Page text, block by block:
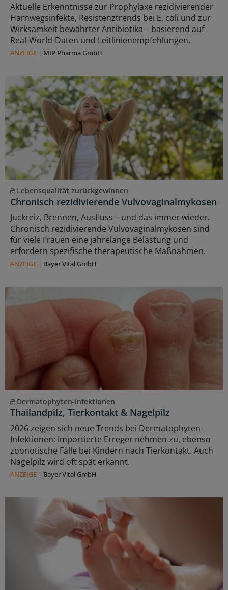
Aktuelle Erkenntnisse zur Prophylaxe rezidivierender
Harnwegsinfekte, Resistenztrends bei E. coli und zur
Wirksamkeit bewährter Antibiotika – basierend auf
Real-World-Daten und Leitlinienempfehlungen.
ANZEIGE | MIP Pharma GmbH
Lebensqualität zurückgewinnen
Chronisch rezidivierende Vulvovaginalmykosen
Juckreiz, Brennen, Ausfluss – und das immer wieder.
Chronisch rezidivierende Vulvovaginalmykosen sind
für viele Frauen eine jahrelange Belastung und
erfordern spezifische therapeutische Maßnahmen.
ANZEIGE | Bayer Vital GmbH
Dermatophyten-Infektionen
Thailandpilz, Tierkontakt & Nagelpilz
2026 zeigen sich neue Trends bei Dermatophyten-
Infektionen: Importierte Erreger nehmen zu, ebenso
zoonotische Fälle bei Kindern nach Tierkontakt. Auch
Nagelpilz wird oft spät erkannt.
ANZEIGE | Bayer Vital GmbH